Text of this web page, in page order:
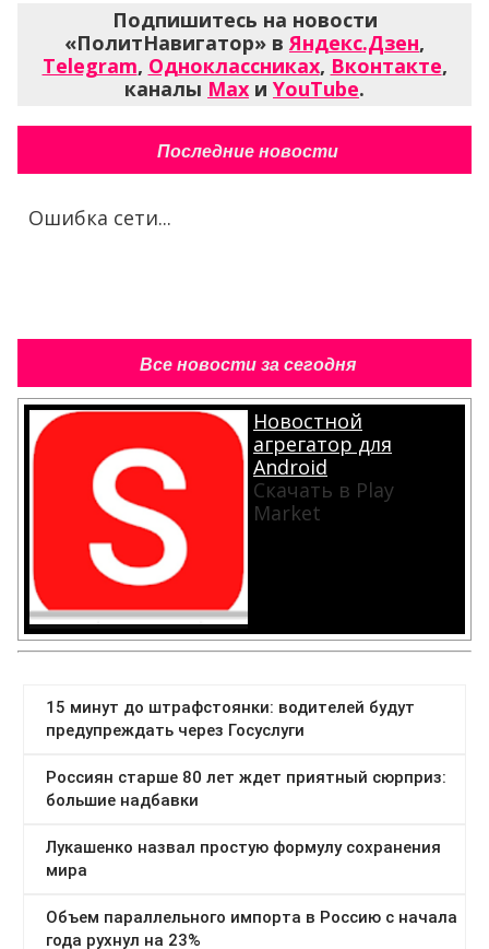
Подпишитесь на новости
«ПолитНавигатор» вЯндекс.Дзен,
Telegram, Одноклассниках, Вконтакте,
каналы Max и YouTube.
Последние новости
Ошибка сети...
Все новости за сегодня
Новостной
агрегатор для
Android
Скачать в Play
Market